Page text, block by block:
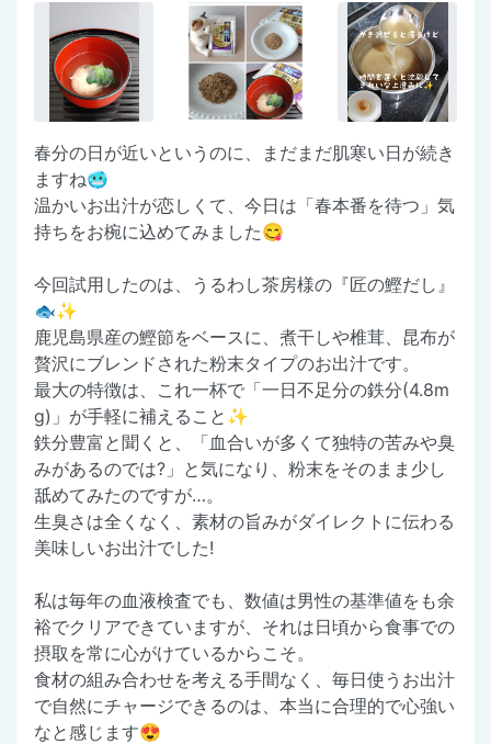
春分の日が近いというのに、まだまだ肌寒い日が続き
ますね🥶
温かいお出汁が恋しくて、今日は「春本番を待つ」気
持ちをお椀に込めてみました😋
今回試用したのは、うるわし茶房様の『匠の鰹だし』
🐟✨
鹿児島県産の鰹節をベースに、煮干しや椎茸、昆布が
贅沢にブレンドされた粉末タイプのお出汁です。
最大の特徴は、これ一杯で「一日不足分の鉄分(4.8m
g)」が手軽に補えること✨
鉄分豊富と聞くと、「血合いが多くて独特の苦みや臭
みがあるのでは?」と気になり、粉末をそのまま少し
舐めてみたのですが…。
生臭さは全くなく、素材の旨みがダイレクトに伝わる
美味しいお出汁でした!
私は毎年の血液検査でも、数値は男性の基準値をも余
裕でクリアできていますが、それは日頃から食事での
摂取を常に心がけているからこそ。
食材の組み合わせを考える手間なく、毎日使うお出汁
で自然にチャージできるのは、本当に合理的で心強い
なと感じます😍